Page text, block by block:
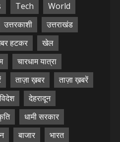
Tech
World
उत्तरकाशी
उत्तराखंड
हटकर
खेल
चारधाम यात्रा
ताज़ा ख़बर
ताज़ा ख़बरें
देहरादून
धामी सरकार
बाजार
भारत